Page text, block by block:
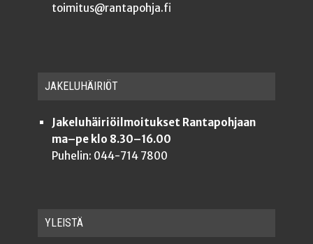
toimitus@rantapohja.fi
JAKE­LU­HÄI­RIÖT
Jakeluhäiriöilmoitukset Rantapohjaan
ma–pe klo 8.30–16.00
Puhelin: 044-714 7800
YLEISTÄ